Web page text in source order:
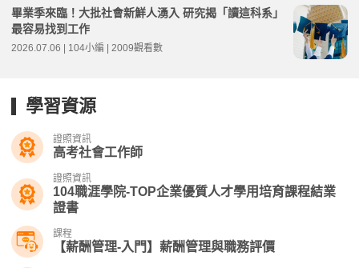
畢業季來臨！大批社會新鮮人湧入 研究揭「讀這科系」
最容易找到工作
2026.07.06 | 104小編 | 2009觀看數
學習資源
證照資訊
高考社會工作師
證照資訊
104職涯學院-TOP企業優質人才學用培育課程結業
證書
課程
【薪酬管理-入門】薪酬管理與職務評價